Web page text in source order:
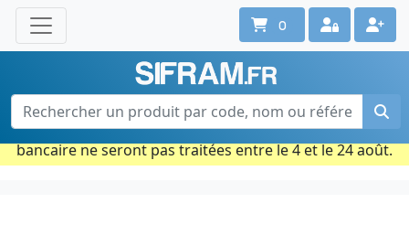
Une question ? Un conseil ?
Contactez-nous au 02 40 92 17 71
Ouvert du lun. au vend. de 08h à 18h
Période estivale : Les commandes prises par carte
bancaire ne seront pas traitées entre le 4 et le 24 août.
0